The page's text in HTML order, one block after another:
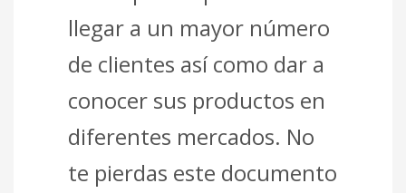
llegar a un mayor número
de clientes así como dar a
conocer sus productos en
diferentes mercados. No
te pierdas este documento